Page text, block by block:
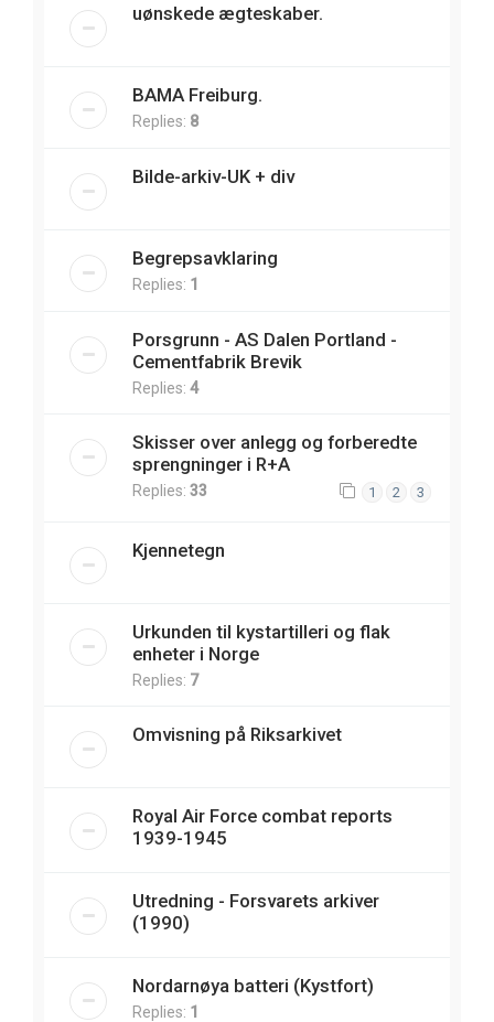
uønskede ægteskaber.
BAMA Freiburg.
Replies: 8
Bilde-arkiv-UK + div
Begrepsavklaring
Replies: 1
Porsgrunn - AS Dalen Portland -
Cementfabrik Brevik
Replies: 4
Skisser over anlegg og forberedte
sprengninger i R+A
Replies: 33 1 2 3
Kjennetegn
Urkunden til kystartilleri og flak
enheter i Norge
Replies: 7
Omvisning på Riksarkivet
Royal Air Force combat reports
1939-1945
Utredning - Forsvarets arkiver
(1990)
Nordarnøya batteri (Kystfort)
Replies: 1